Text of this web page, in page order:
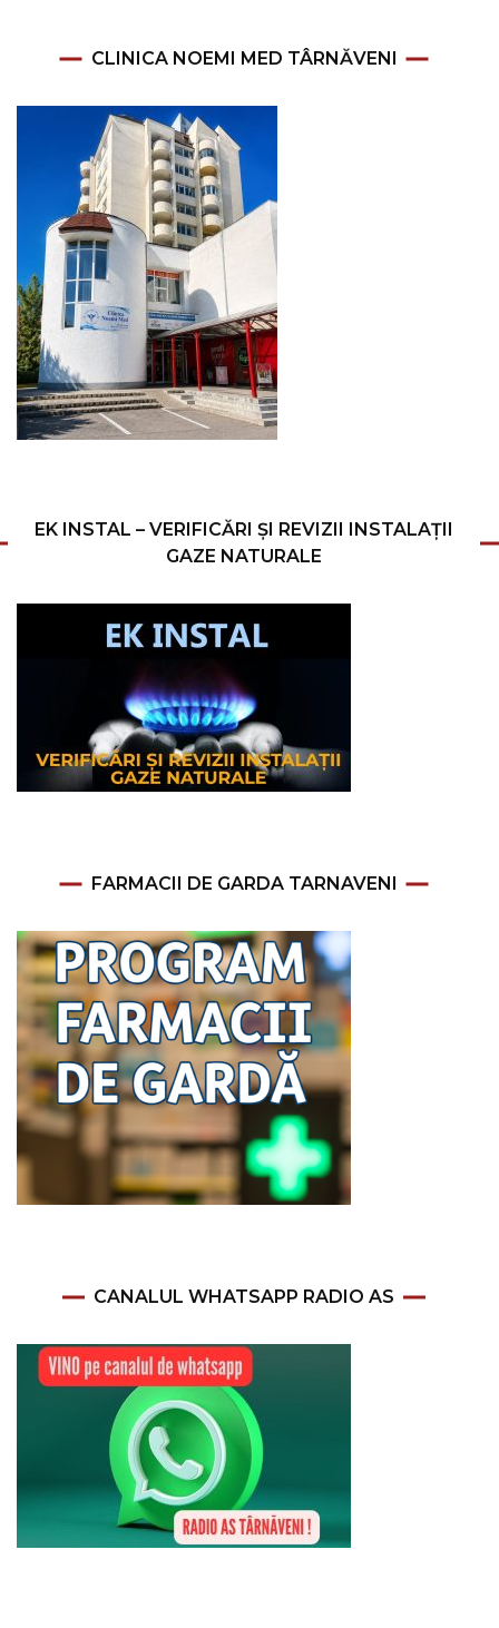
CLINICA NOEMI MED TÂRNĂVENI
EK INSTAL – VERIFICĂRI ȘI REVIZII INSTALAȚII
GAZE NATURALE
FARMACII DE GARDA TARNAVENI
CANALUL WHATSAPP RADIO AS